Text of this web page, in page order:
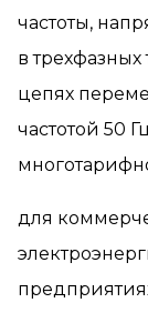
частоты,
в
цепях
частотой 50
для